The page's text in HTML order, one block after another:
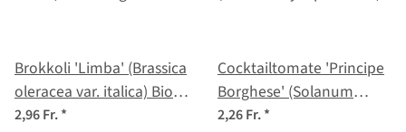
Brokkoli 'Limba' (Brassica
oleracea var. italica) Bio-
Saatgut
2,96 Fr.*
Cocktailtomate 'Principe
Borghese' (Solanum
lycopersicum) Samen
2,26 Fr.*